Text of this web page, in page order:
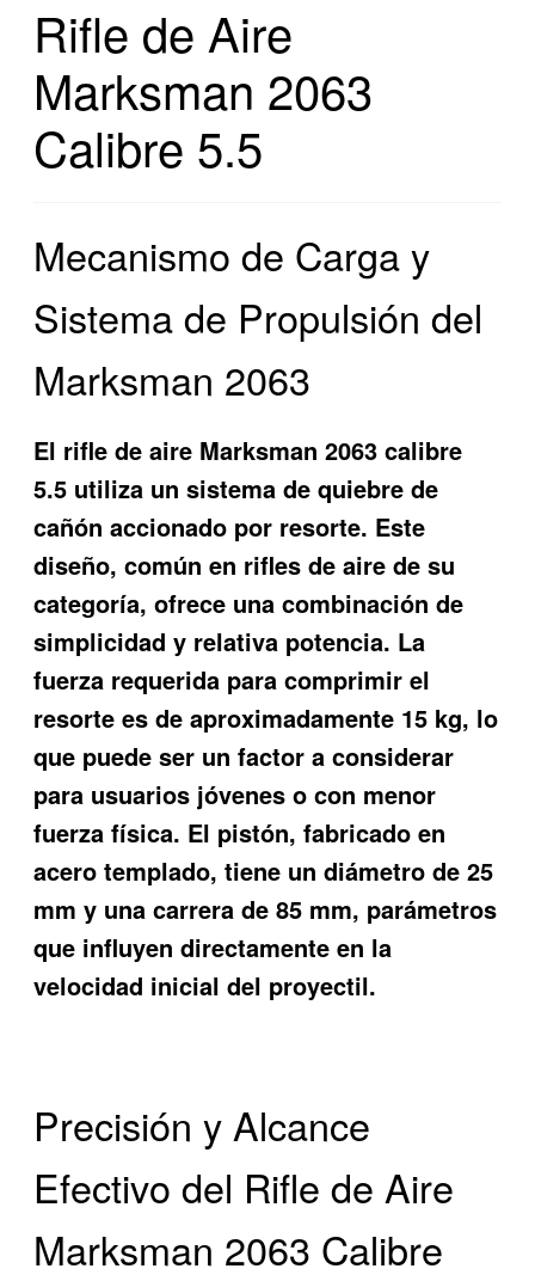
Rifle de Aire
Marksman 2063
Calibre 5.5
Mecanismo de Carga y
Sistema de Propulsión del
Marksman 2063
El rifle de aire Marksman 2063 calibre
5.5 utiliza un sistema de quiebre de
cañón accionado por resorte. Este
diseño, común en rifles de aire de su
categoría, ofrece una combinación de
simplicidad y relativa potencia. La
fuerza requerida para comprimir el
resorte es de aproximadamente 15 kg, lo
que puede ser un factor a considerar
para usuarios jóvenes o con menor
fuerza física. El pistón, fabricado en
acero templado, tiene un diámetro de 25
mm y una carrera de 85 mm, parámetros
que influyen directamente en la
velocidad inicial del proyectil.
Precisión y Alcance
Efectivo del Rifle de Aire
Marksman 2063 Calibre